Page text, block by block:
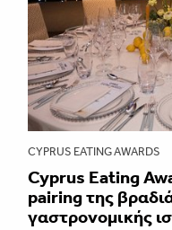
CYPRUS EATING AWARDS
Cyprus Eating
pairing της
γαστρονομικής